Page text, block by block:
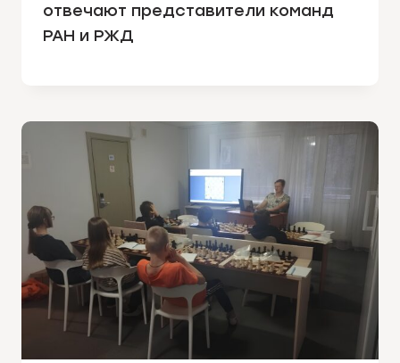
отвечают представители команд
РАН и РЖД